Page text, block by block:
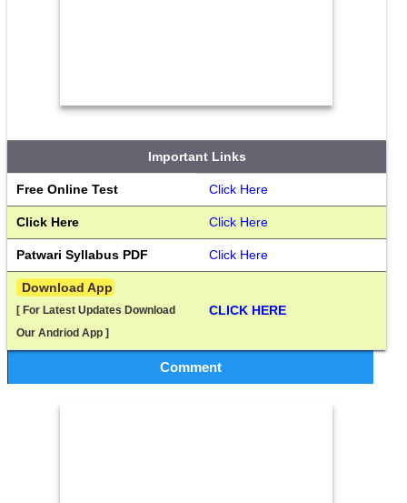
Important Links
Free Online Test Click Here
Click Here Click Here
Patwari Syllabus PDF Click Here
Download App
[ For Latest Updates Download
Our Andriod App ]
CLICK HERE
Comment